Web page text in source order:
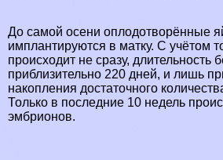
До самой осени оплодотворённые
имплантируются в матку. С учётом
происходит не сразу, длительность
приблизительно 220 дней, и лишь
накопления достаточного
Только в последние 10 недель
эмбрионов.